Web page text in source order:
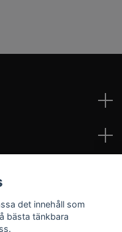
det innehåll som
bästa tänkbara